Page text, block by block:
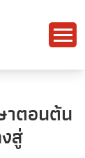
ตอนต้น
สู่